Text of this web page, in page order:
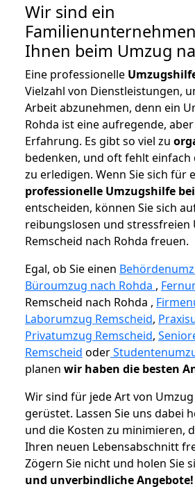
Wir sind ein
Ihnen beim Umzug
Eine professionelle
Vielzahl von Dienstleistungen,
Arbeit abzunehmen, denn ein
Rohda ist eine aufregende,
Erfahrung. Es gibt so viel zu
bedenken, und oft fehlt einfach
zu erledigen. Wenn Sie sich für
professionelle Umzugshilfe
entscheiden, können Sie sich
reibungslosen und stressfreien
Remscheid nach Rohda freuen.
Egal, ob Sie einen
Büroumzug nach Rohda ,
Remscheid nach Rohda ,
Laborumzug Remscheid,
Privatumzug Remscheid,
Remscheid oder
planen wir haben die besten
Wir sind für jede Art von
gerüstet. Lassen Sie uns dabei
und die Kosten zu minimieren,
Ihren neuen Lebensabschnitt
Zögern Sie nicht und holen Sie
und unverbindliche Angebote!